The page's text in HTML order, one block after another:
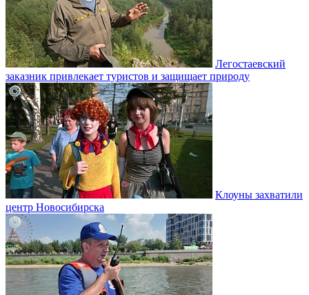
Легостаевский
заказник привлекает туристов и защищает природу
Клоуны захватили
центр Новосибирска